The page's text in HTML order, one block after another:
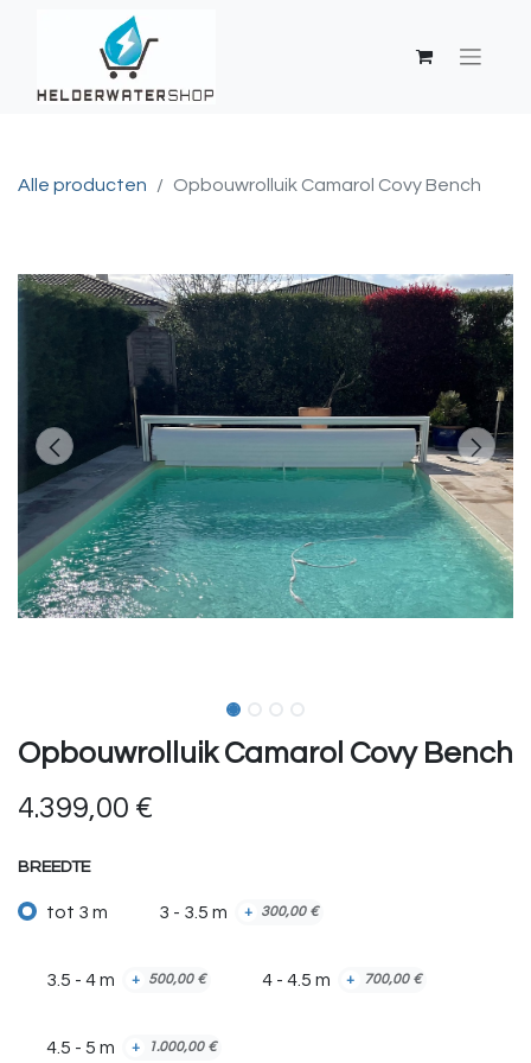
Alle producten Opbouwrolluik Camarol Covy Bench
Opbouwrolluik Camarol Covy Bench
4.399,00 €
BREEDTE
tot 3 m 3 - 3.5 m + 300,00€
3.5 - 4 m + 500,00€ 4 - 4.5 m + 700,00€
4.5 - 5 m + 1.000,00€